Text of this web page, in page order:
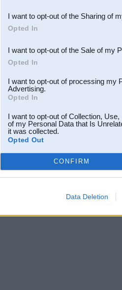
Downstream Participants
third parties.
I want to opt-out of the Sharing of
Opted In
I want to opt-out of the Sale of my
Opted In
I want to opt-out of processing my
Advertising.
Opted In
I want to opt-out of Collection,
of my Personal Data that Is
it was collected.
Opted Out
CONFIRM
Data Deletion